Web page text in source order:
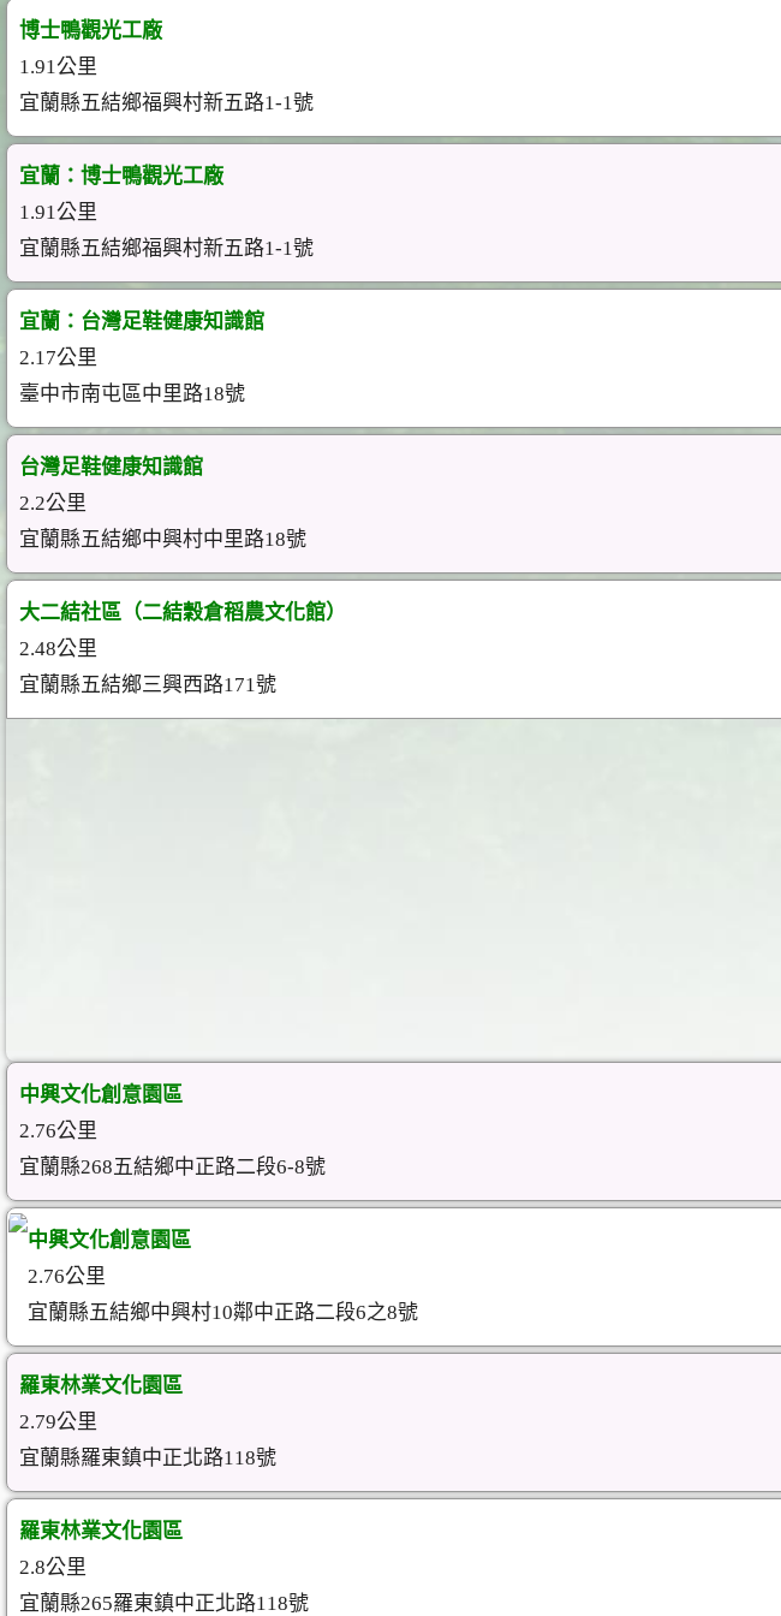
博士鴨觀光工廠
1.91公里
宜蘭縣五結鄉福興村新五路1-1號
宜蘭：博士鴨觀光工廠
1.91公里
宜蘭縣五結鄉福興村新五路1-1號
宜蘭：台灣足鞋健康知識館
2.17公里
臺中市南屯區中里路18號
台灣足鞋健康知識館
2.2公里
宜蘭縣五結鄉中興村中里路18號
大二結社區（二結穀倉稻農文化館）
2.48公里
宜蘭縣五結鄉三興西路171號
中興文化創意園區
2.76公里
宜蘭縣268五結鄉中正路二段6-8號
中興文化創意園區
2.76公里
宜蘭縣五結鄉中興村10鄰中正路二段6之8號
羅東林業文化園區
2.79公里
宜蘭縣羅東鎮中正北路118號
羅東林業文化園區
2.8公里
宜蘭縣265羅東鎮中正北路118號